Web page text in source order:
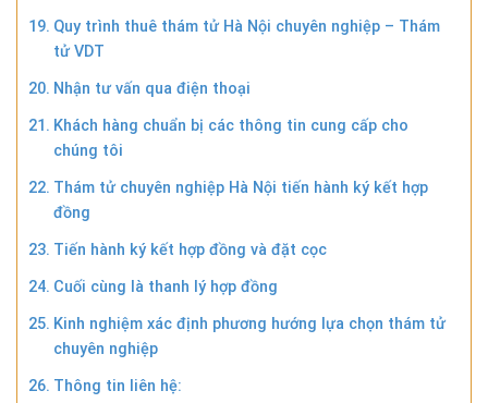
Quy trình thuê thám tử Hà Nội chuyên nghiệp – Thám
tử VDT
Nhận tư vấn qua điện thoại
Khách hàng chuẩn bị các thông tin cung cấp cho
chúng tôi
Thám tử chuyên nghiệp Hà Nội tiến hành ký kết hợp
đồng
Tiến hành ký kết hợp đồng và đặt cọc
Cuối cùng là thanh lý hợp đồng
Kinh nghiệm xác định phương hướng lựa chọn thám tử
chuyên nghiệp
Thông tin liên hệ: